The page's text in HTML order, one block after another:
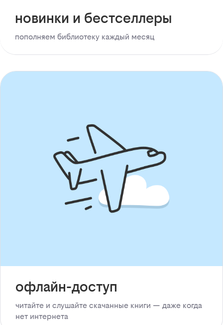
новинки и бестселлеры
пополняем библиотеку каждый месяц
офлайн-доступ
читайте и слушайте скачанные книги — даже когда
нет интернета